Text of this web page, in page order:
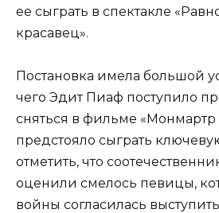
ее сыграть в спектакле
красавец».
Постановка имела большой
чего Эдит Пиаф поступило
сняться в фильме «Монмартр
предстояло сыграть
отметить, что
оценили смелось певицы,
войны согласилась